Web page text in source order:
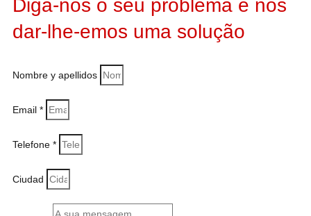
Diga-nos o seu problema e nós
dar-lhe-emos uma solução
Nombre y apellidos
Email *
Telefone *
Ciudad